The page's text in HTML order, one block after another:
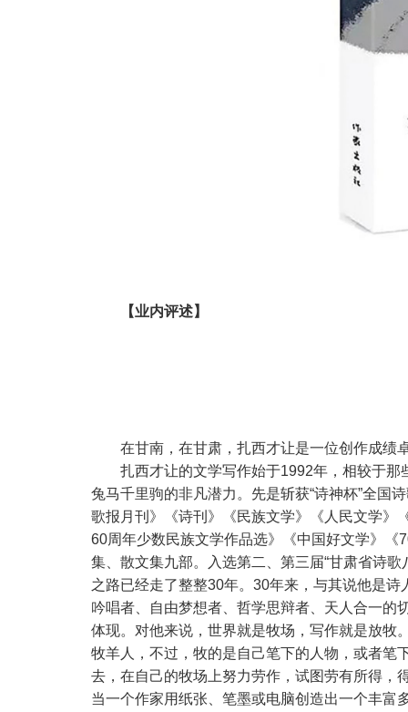
【业内评述】
在甘南，在甘肃，扎西才让是一位创作成绩
扎西才让的文学写作始于1992年，相较于
兔马千里驹的非凡潜力。先是斩获“诗神杯”全国
歌报月刊》《诗刊》《民族文学》《人民文学》
60周年少数民族文学作品选》《中国好文学》
集、散文集九部。入选第二、第三届“甘肃省诗
之路已经走了整整30年。30年来，与其说他是
吟唱者、自由梦想者、哲学思辩者、天人合一的
体现。对他来说，世界就是牧场，写作就是放牧
牧羊人，不过，牧的是自己笔下的人物，或者笔
去，在自己的牧场上努力劳作，试图劳有所得，
当一个作家用纸张、笔墨或电脑创造出一个丰富